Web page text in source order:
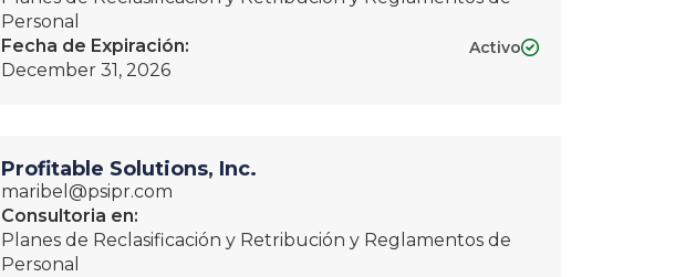
Personal
Fecha de Expiración:
December 31, 2026
Activo
Profitable Solutions, Inc.
maribel@psipr.com
Consultoria en:
Planes de Reclasificación y Retribución y Reglamentos de
Personal